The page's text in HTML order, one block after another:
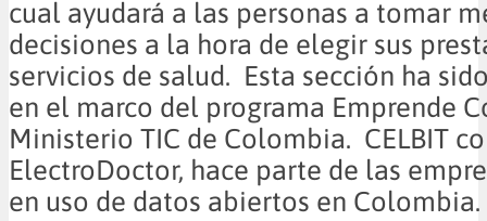
cual ayudará a las personas a tomar
decisiones a la hora de elegir sus
servicios de salud. Esta sección ha
en el marco del programa Emprende
Ministerio TIC de Colombia. CELBIT
ElectroDoctor, hace parte de las
en uso de datos abiertos en Colombia.